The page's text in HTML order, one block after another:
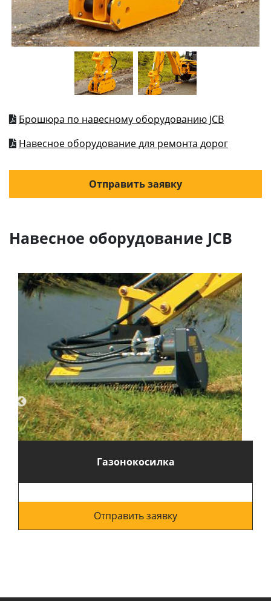
Брошюра по навесному оборудованию JCB
Навесное оборудование для ремонта дорог
Отправить заявку
Навесное оборудование JCB
Газонокосилка
Отправить заявку